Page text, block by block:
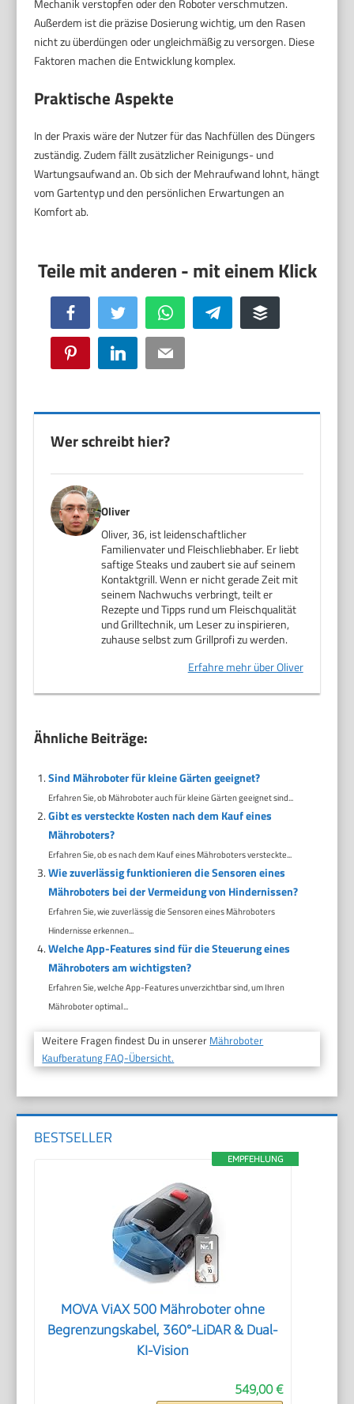
Mechanik verstopfen oder den Roboter verschmutzen.
Außerdem ist die präzise Dosierung wichtig, um den Rasen
nicht zu überdüngen oder ungleichmäßig zu versorgen. Diese
Faktoren machen die Entwicklung komplex.
Praktische Aspekte
In der Praxis wäre der Nutzer für das Nachfüllen des Düngers
zuständig. Zudem fällt zusätzlicher Reinigungs- und
Wartungsaufwand an. Ob sich der Mehraufwand lohnt, hängt
vom Gartentyp und den persönlichen Erwartungen an
Komfort ab.
Facebook Twitter WhatsApp Telegram Buffer
Pinterest LinkedIn Email
Wer schreibt hier?
Oliver
Oliver, 36, ist leidenschaftlicher
Familienvater und Fleischliebhaber. Er liebt
saftige Steaks und zaubert sie auf seinem
Kontaktgrill. Wenn er nicht gerade Zeit mit
seinem Nachwuchs verbringt, teilt er
Rezepte und Tipps rund um Fleischqualität
und Grilltechnik, um Leser zu inspirieren,
zuhause selbst zum Grillprofi zu werden.
Erfahre mehr über Oliver
Ähnliche Beiträge:
Sind Mähroboter für kleine Gärten geeignet?
Erfahren Sie, ob Mähroboter auch für kleine Gärten geeignet sind...
Gibt es versteckte Kosten nach dem Kauf eines
Mähroboters?
Erfahren Sie, ob es nach dem Kauf eines Mähroboters versteckte...
Wie zuverlässig funktionieren die Sensoren eines
Mähroboters bei der Vermeidung von Hindernissen?
Erfahren Sie, wie zuverlässig die Sensoren eines Mähroboters
Hindernisse erkennen...
Welche App-Features sind für die Steuerung eines
Mähroboters am wichtigsten?
Erfahren Sie, welche App-Features unverzichtbar sind, um Ihren
Mähroboter optimal...
Weitere Fragen findest Du in unserer Mähroboter
Kaufberatung FAQ-Übersicht.
BESTSELLER
EMPFEHLUNG
MOVA ViAX 500 Mähroboter ohne
Begrenzungskabel, 360°-LiDAR & Dual-
KI-Vision
549,00 €